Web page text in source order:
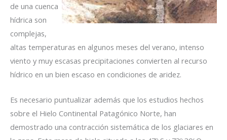
de una cuenca
hídrica son
complejas,
altas temperaturas en algunos meses del verano, intenso
viento y muy escasas precipitaciones convierten al recurso
hídrico en un bien escaso en condiciones de aridez.
Es necesario puntualizar además que los estudios hechos
sobre el Hielo Continental Patagónico Norte, han
demostrado una contracción sistemática de los glaciares en